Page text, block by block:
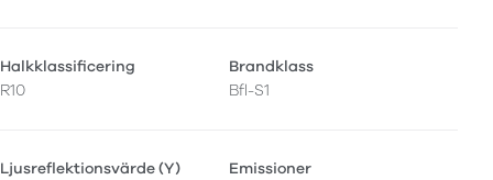
Halkklassificering
R10
Brandklass
Bfl-S1
Ljusreflektionsvärde (Y)
Emissioner